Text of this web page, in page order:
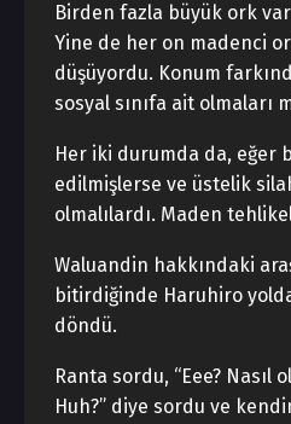
Birden fazla büyük ork
Yine de her on madenci
düşüyordu. Konum
sosyal sınıfa ait olmaları
Her iki durumda da, eğer
edilmişlerse ve üstelik
olmalılardı. Maden
Waluandin hakkındaki
bitirdiğinde Haruhiro
döndü.
Ranta sordu, “Eee? Nasıl
Huh?” diye sordu ve